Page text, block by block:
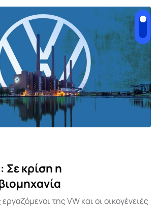
κρίση η
της VW και οι οικογένειές